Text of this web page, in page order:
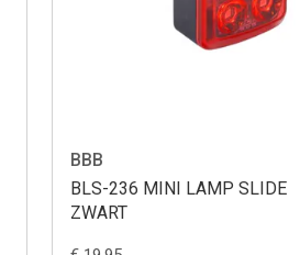
BBB
BLS-236 MINI LAMP SLIDE
ZWART